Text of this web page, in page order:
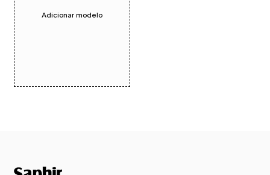
Adicionar modelo